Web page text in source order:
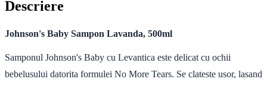
Descriere
Johnson's Baby Sampon Lavanda, 500ml
Samponul Johnson's Baby cu Levantica este delicat cu ochii
bebelusului datorita formulei No More Tears. Se clateste usor, lasand